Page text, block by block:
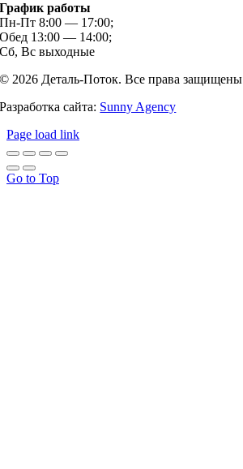
График работы
Пн-Пт 8:00 — 17:00;
Обед 13:00 — 14:00;
Сб, Вс выходные
© 2026 Деталь-Поток. Все права защищены
Разработка сайта: Sunny Agency
Page load link
Go to Top